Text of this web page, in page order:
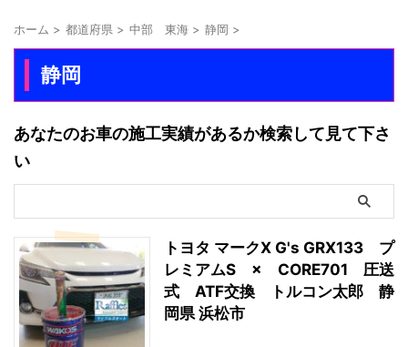
ホーム > 都道府県 > 中部 東海 > 静岡 >
静岡
あなたのお車の施工実績があるか検索して見て下さ
い
トヨタ マークX G's GRX133 プ
レミアムS × CORE701 圧送
式 ATF交換 トルコン太郎 静
岡県 浜松市